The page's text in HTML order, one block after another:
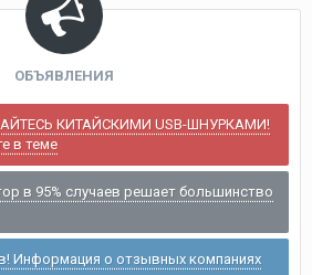
ОБЪЯВЛЕНИЯ
КИТАЙСКИМИ USB-ШНУРКАМИ!
в теме
в 95% случаев решает большинство
Информация о отзывных компаниях